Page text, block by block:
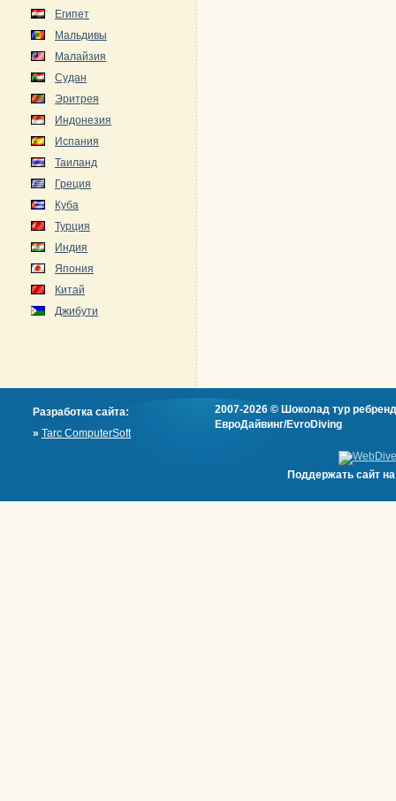
Египет
Мальдивы
Малайзия
Судан
Эритрея
Индонезия
Испания
Таиланд
Греция
Куба
Турция
Индия
Япония
Китай
Джибути
Разработка сайта:
» Tarc ComputerSoft
2007-2026 © Шоколад тур
ЕвроДайвинг/EvroDiving
Поддержать сайт